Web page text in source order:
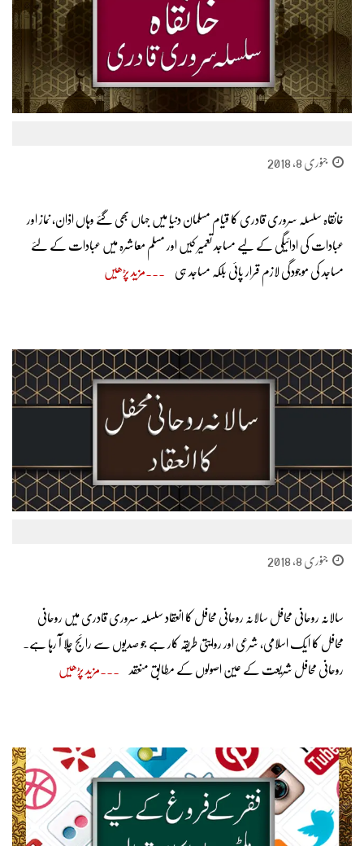
جنوری 8, 2018
خانقاہ سلسلہ سروری قادری کا قیام مسلمان دنیا میں جہاں بھی گئے وہاں اذان، نماز اور
عبادات کی ادائیگی کے لیے مساجد تعمیر کیں اور مسلم معاشرہ میں عبادات کے لئے
مساجد کی موجودگی لازم قرار پائی بلکہ مساجد ہی مزید پڑھیں
جنوری 8, 2018
سالانہ روحانی محافل سالانہ روحانی محافل کا انعقاد سلسلہ سروری قادری میں روحانی
محافل کا ایک اسلامی، شرعی اور روایتی طریقہ کار ہے جو صدیوں سے رائج چلا آ رہا ہے۔
روحانی محافل شریعت کے عین اصولوں کے مطابق منعقد مزید پڑھیں